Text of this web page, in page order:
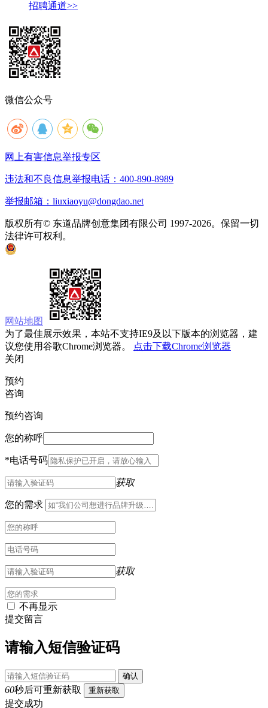
招聘通道>>
微信公众号
网上有害信息举报专区
违法和不良信息举报电话：400-890-8989
举报邮箱：liuxiaoyu@dongdao.net
版权所有© 东道品牌创意集团有限公司 1997-2026。保留一切
法律许可权利。
网站地图
为了最佳展示效果，本站不支持IE9及以下版本的浏览器，建
议您使用谷歌Chrome浏览器。
点击下载Chrome浏览器
关闭
预约
咨询
预约咨询
您的称呼
*电话号码
获取
您的需求
获取
不再显示
提交留言
请输入短信验证码
确认
60秒后可重新获取 重新获取
提交成功